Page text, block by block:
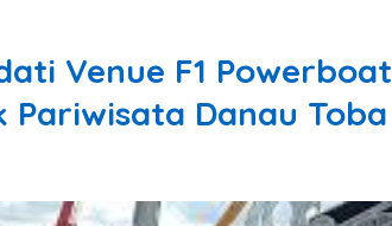
Venue F1 Powerboat
Pariwisata Danau Toba